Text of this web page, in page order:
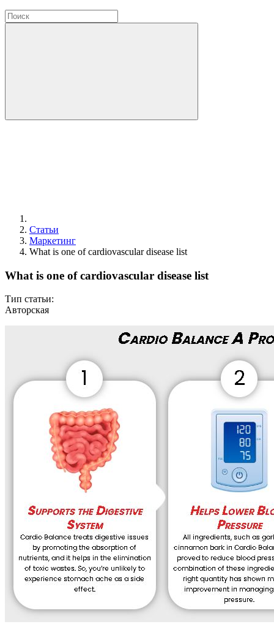
Статьи
Маркетинг
What is one of cardiovascular disease list
What is one of cardiovascular disease list
Тип статьи:
Авторская